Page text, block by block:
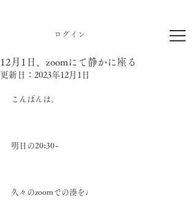
ログイン
12月1日、zoomにて静かに座る
更新日： 2023年12月1日
こんばんは。
明日の20:30~
久々のzoomでの湊を♩